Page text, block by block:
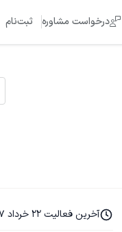
درخواست مشاوره ثبت‌نام
آخرین فعالیت 22 خرداد 1397